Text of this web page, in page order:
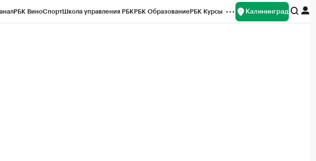
РБК ВиноСпортШкола управления РБКРБК ОбразованиеРБК Курсы Калининград